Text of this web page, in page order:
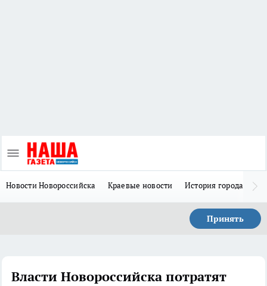
Новости Новороссийска Краевые новости История города Н
Принять
Власти Новороссийска потратят